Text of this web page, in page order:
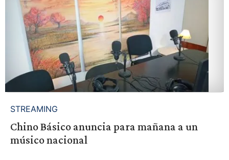
STREAMING
Chino Básico anuncia para mañana a un
músico nacional